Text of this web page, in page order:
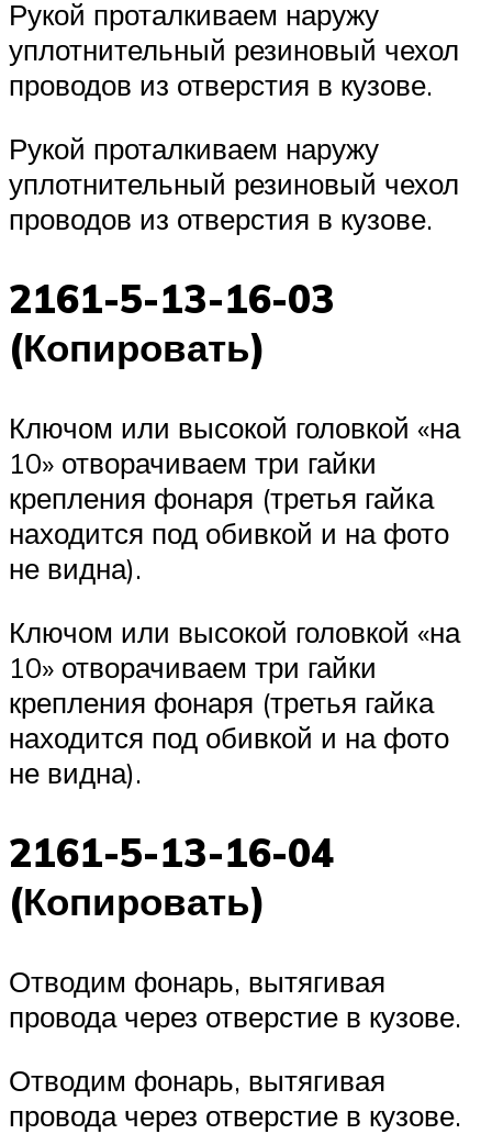
Рукой проталкиваем наружу
уплотнительный резиновый чехол
проводов из отверстия в кузове.
Рукой проталкиваем наружу
уплотнительный резиновый чехол
проводов из отверстия в кузове.
2161-5-13-16-03
(Копировать)
Ключом или высокой головкой «на
10» отворачиваем три гайки
крепления фонаря (третья гайка
находится под обивкой и на фото
не видна).
Ключом или высокой головкой «на
10» отворачиваем три гайки
крепления фонаря (третья гайка
находится под обивкой и на фото
не видна).
2161-5-13-16-04
(Копировать)
Отводим фонарь, вытягивая
провода через отверстие в кузове.
Отводим фонарь, вытягивая
провода через отверстие в кузове.